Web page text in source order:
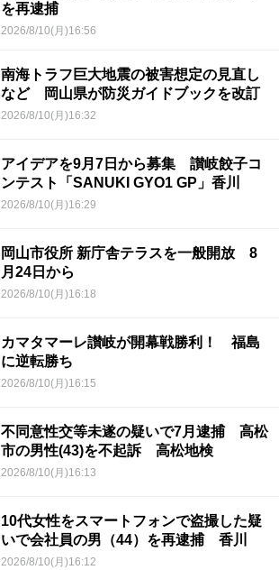
を再逮捕
2026/8/10(月)16:56
南海トラフ巨大地震の被害想定の見直し
など 岡山県が防災ガイドブックを改訂
2026/8/10(月)16:32
アイデアを9月7日から募集 讃岐餃子コ
ンテスト「SANUKI GYO1 GP」香川
2026/8/10(月)16:29
岡山市役所 新庁舎テラスを一般開放 8
月24日から
2026/8/10(月)16:18
カマタマーレ讃岐が開幕戦勝利！ 福島
に逆転勝ち
2026/8/10(月)16:15
不同意性交等未遂の疑いで7月逮捕 高松
市の男性(43)を不起訴 高松地検
2026/8/10(月)16:13
10代女性をスマートフォンで盗撮した疑
いで会社員の男（44）を再逮捕 香川
2026/8/10(月)16:12